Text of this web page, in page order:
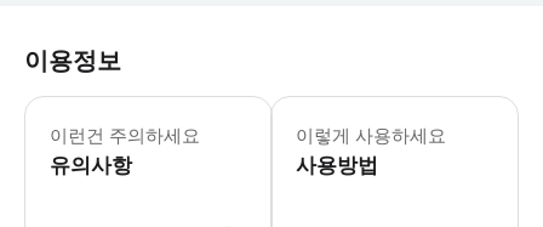
이용정보
이런건 주의하세요
유의사항
이렇게 사용하세요
사용방법